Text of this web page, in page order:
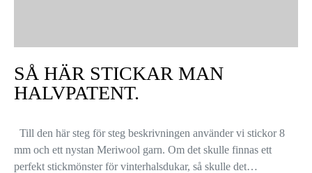
SÅ HÄR STICKAR MAN
HALVPATENT.
Till den här steg för steg beskrivningen använder vi stickor 8
mm och ett nystan Meriwool garn. Om det skulle finnas ett
perfekt stickmönster för vinterhalsdukar, så skulle det…